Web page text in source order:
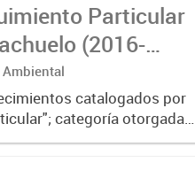
Particular
(2016-
catalogados por
categoría otorgada a
más exhaustiva por